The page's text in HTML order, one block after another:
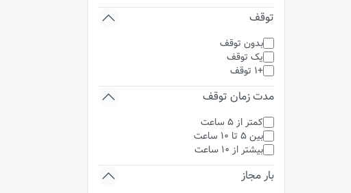
توقف
بدون توقف
یک توقف
+1 توقف
مدت زمان توقف
کمتر از 5 ساعت
بین 5 تا 10 ساعت
بیشتر از 10 ساعت
بار مجاز